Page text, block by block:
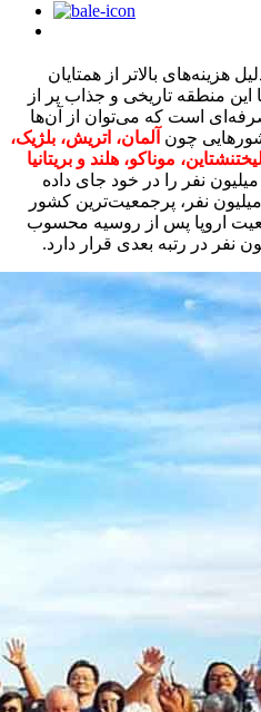
هزینه‌های بالاتر از همتایان
منطقه تاریخی و جذاب پر از
است که می‌توان از آن‌ها
چون آلمان، اتریش، بلژیک،
موناکو، هلند و بریتانیا
می‌شود و جمعیتی نزدیک به 197 میلیون نفر را در خود جای داده
است. آلمان با جمعیتی حدود 84 میلیون نفر، پرجمعیت‌ترین کشور
اروپا پس از روسیه محسوب